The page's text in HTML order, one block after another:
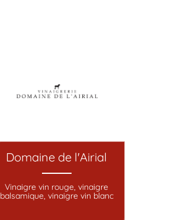
Domaine de l'Airial
Vinaigre vin rouge, vinaigre
balsamique, vinaigre vin blanc